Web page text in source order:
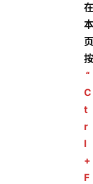
在
本
页
按
“
C
t
r
l
+
F